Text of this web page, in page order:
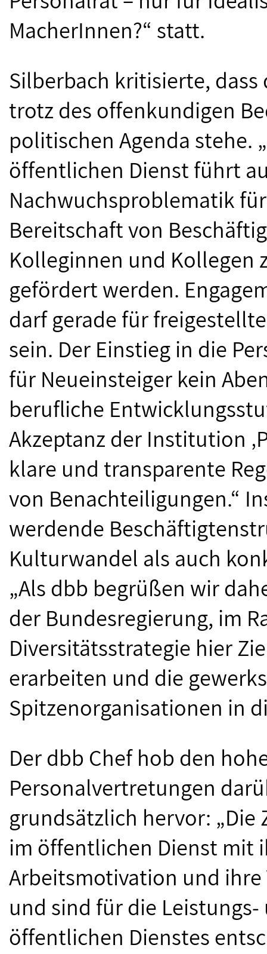
MacherInnen?“ statt.
Silberbach kritisierte, dass
trotz des offenkundigen
politischen Agenda stehe.
öffentlichen Dienst führt
Nachwuchsproblematik
Bereitschaft von
Kolleginnen und Kollegen
gefördert werden.
darf gerade für
sein. Der Einstieg in die
für Neueinsteiger kein
berufliche
Akzeptanz der Institution
klare und transparente
von Benachteiligungen.“
werdende
Kulturwandel als auch
„Als dbb begrüßen wir
der Bundesregierung, im
Diversitätsstrategie hier
erarbeiten und die
Spitzenorganisationen in
Der dbb Chef hob den
Personalvertretungen
grundsätzlich hervor:
im öffentlichen Dienst mit
Arbeitsmotivation und
und sind für die
öffentlichen Dienstes